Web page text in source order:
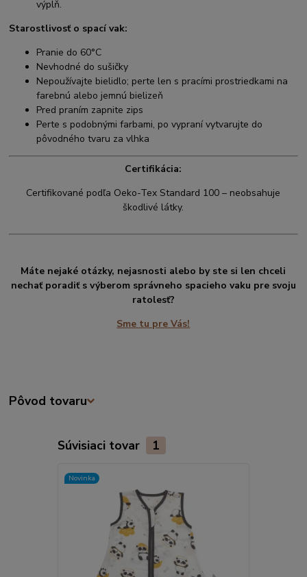
výplň.
Starostlivosť o spací vak:
Pranie do 60°C
Nevhodné do sušičky
Nepoužívajte bielidlo; perte len s pracími prostriedkami na
farebnú alebo jemnú bielizeň
Pred praním zapnite zips
Perte s podobnými farbami, po vypraní vytvarujte do
pôvodného tvaru za vlhka
Certifikácia:
Certifikované podľa Oeko-Tex Standard 100 – neobsahuje
škodlivé látky.
Máte nejaké otázky, nejasnosti alebo by ste si len chceli
nechať poradiť s výberom správneho spacieho vaku pre svoju
ratolesť?
Sme tu pre Vás!
Pôvod tovaru
Súvisiaci tovar 1
Novinka